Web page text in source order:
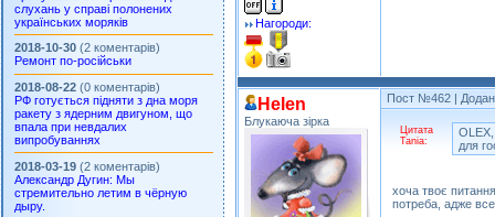
слухань у справі полонених
українських моряків
2018-10-30 (2 коментарів)
Ремонт по-російськи
2018-08-22 (0 коментарів)
РФ готується підняти з дна моря
ракету з ядерним двигуном, що
впала при невдалих
випробуваннях
2018-03-19 (2 коментарів)
Александр Дугин: Мы
стремительно летим в чёрную
дыру.
Нагороди:
Helen
Блукаюча зірка
Пост №462 |
Цитата
Tania:
для
хоча твоє
потреба, адже